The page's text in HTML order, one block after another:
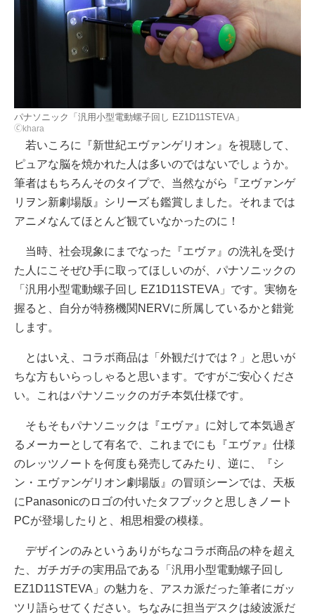
パナソニック「汎用小型電動螺子回し EZ1D11STEVA」
🄫khara
若いころに『新世紀エヴァンゲリオン』を視聴して、
ピュアな脳を焼かれた人は多いのではないでしょうか。
筆者はもちろんそのタイプで、当然ながら『ヱヴァンゲ
リヲン新劇場版』シリーズも鑑賞しました。それまでは
アニメなんてほとんど観ていなかったのに！
当時、社会現象にまでなった『エヴァ』の洗礼を受け
た人にこそぜひ手に取ってほしいのが、パナソニックの
「汎用小型電動螺子回し EZ1D11STEVA」です。実物を
握ると、自分が特務機関NERVに所属しているかと錯覚
します。
とはいえ、コラボ商品は「外観だけでは？」と思いが
ちな方もいらっしゃると思います。ですがご安心くださ
い。これはパナソニックのガチ本気仕様です。
そもそもパナソニックは『エヴァ』に対して本気過ぎ
るメーカーとして有名で、これまでにも『エヴァ』仕様
のレッツノートを何度も発売してみたり、逆に、『シ
ン・エヴァンゲリオン劇場版』の冒頭シーンでは、天板
にPanasonicのロゴの付いたタフブックと思しきノート
PCが登場したりと、相思相愛の模様。
デザインのみというありがちなコラボ商品の枠を超え
た、ガチガチの実用品である「汎用小型電動螺子回し
EZ1D11STEVA」の魅力を、アスカ派だった筆者にガッ
ツリ語らせてください。ちなみに担当デスクは綾波派だ